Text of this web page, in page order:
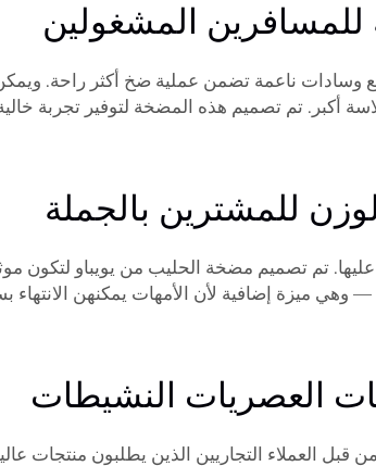
المشغولين
ناعمة تضمن عملية ضخ أكثر راحة. ويمكن
أكبر. تم تصميم هذه المضخة لتوفير تجربة
للمشترين بالجملة
تم تصميم مضخة الحليب من يويباو لتكون
وهي ميزة إضافية لأن الأمهات يمكنهن الانتهاء
العصريات النشيطات
قبل العملاء التجاريين الذين يطلبون